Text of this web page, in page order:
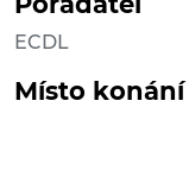
ECDL
Místo konání